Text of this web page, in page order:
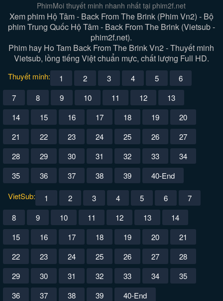
PhimMoi thuyết minh nhanh nhất tại phim2f.net
Xem phim Hộ Tâm - Back From The Brink (Phim Vn2) - Bộ
phim Trung Quốc Hộ Tâm - Back From The Brink (Vietsub -
phim2f.net).
Phim hay Ho Tam Back From The Brink Vn2 - Thuyết minh
Vietsub, lồng tiếng Việt chuẩn mực, chất lượng Full HD.
Thuyết minh: 1 2 3 4 5
6
7
8 9 10 11 12
13
14
15 16 17 18 19
20
21
22 23 24 25 26
27
28
29 30 31 32 33
34
35
36 37 38 39
40-End
VietSub:
1 2 3 4 5 6
7
8
9 10 11 12 13
14
15
16 17 18 19 20
21
22
23 24 25 26 27
28
29
30 31 32 33 34
35
36
37 38 39 40-End